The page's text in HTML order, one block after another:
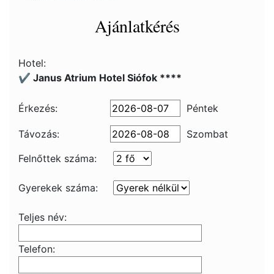
Ajánlatkérés
Hotel:
✔️ Janus Atrium Hotel Siófok ****
Érkezés: Péntek
Távozás:
Szombat
Felnőttek száma:
Gyerekek száma:
Teljes név:
Telefon: